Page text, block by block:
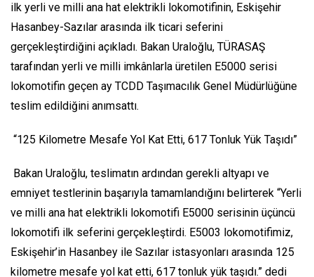
ilk yerli ve milli ana hat elektrikli lokomotifinin, Eskişehir
Hasanbey-Sazılar arasında ilk ticari seferini
gerçekleştirdiğini açıkladı. Bakan Uraloğlu, TÜRASAŞ
tarafından yerli ve milli imkânlarla üretilen E5000 serisi
lokomotifin geçen ay TCDD Taşımacılık Genel Müdürlüğüne
teslim edildiğini anımsattı.
“125 Kilometre Mesafe Yol Kat Etti, 617 Tonluk Yük Taşıdı”
Bakan Uraloğlu, teslimatın ardından gerekli altyapı ve
emniyet testlerinin başarıyla tamamlandığını belirterek “Yerli
ve milli ana hat elektrikli lokomotifi E5000 serisinin üçüncü
lokomotifi ilk seferini gerçekleştirdi. E5003 lokomotifimiz,
Eskişehir’in Hasanbey ile Sazılar istasyonları arasında 125
kilometre mesafe yol kat etti, 617 tonluk yük taşıdı.” dedi